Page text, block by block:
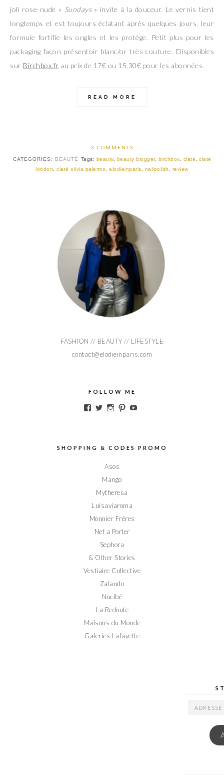
joli rose-nude « Sundays» invite à la douceur. Le vernis tient
longtemps et est toujours éclatant après quelques jours, leur
formule fortifie les ongles et les protège. Petit plus pour les
packaging façon présentoir blanc/or très couture. Disponibles
sur Birchbox.fr au prix de 17€ ou 15,30€ pour les abonnées.
READ MORE
3 COMMENTS
CATEGORIES: BEAUTÉ Tags: beauty, beauty blogger, birchbox ciaté
ciaté
london
,ciaté olivia palermo ,elodieinparis nailpolish review
FASHION // BEAUTY // LIFESTYLE
contact@elodieinparis.com
FOLLOW ME
Voir
sur
Voir
sur
Voir
sur
Voir
sur sur
SHOPPING & CODES PROMO
Asos
Mango
Mytheresa
Luisaviaroma
Monnier Frères
Net a Porter
Sephora
& Other Stories
Vestiaire Collective
Zalando
Nocibé
La Redoute
Maisons du Monde
Galeries Lafayette
ADRESSE